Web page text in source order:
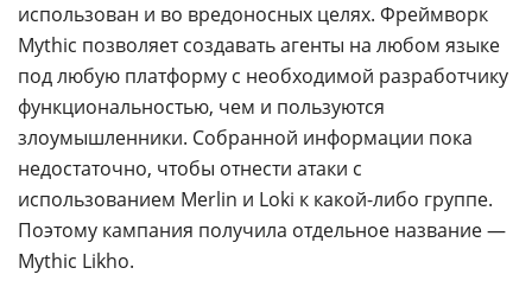
использован и во вредоносных целях. Фреймворк
Mythic позволяет создавать агенты на любом языке
под любую платформу с необходимой разработчику
функциональностью, чем и пользуются
злоумышленники. Собранной информации пока
недостаточно, чтобы отнести атаки с
использованием Merlin и Loki к какой-либо группе.
Поэтому кампания получила отдельное название —
Mythic Likho.